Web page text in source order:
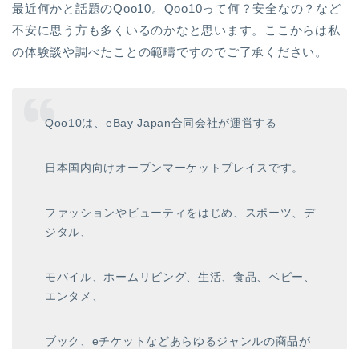
最近何かと話題のQoo10。Qoo10って何？安全なの？など
不安に思う方も多くいるのかなと思います。ここからは私
の体験談や調べたことの範疇ですのでご了承ください。
Qoo10は、eBay Japan合同会社が運営する
日本国内向けオープンマーケットプレイスです。
ファッションやビューティをはじめ、スポーツ、デ
ジタル、
モバイル、ホームリビング、生活、食品、ベビー、
エンタメ、
ブック、eチケットなどあらゆるジャンルの商品が